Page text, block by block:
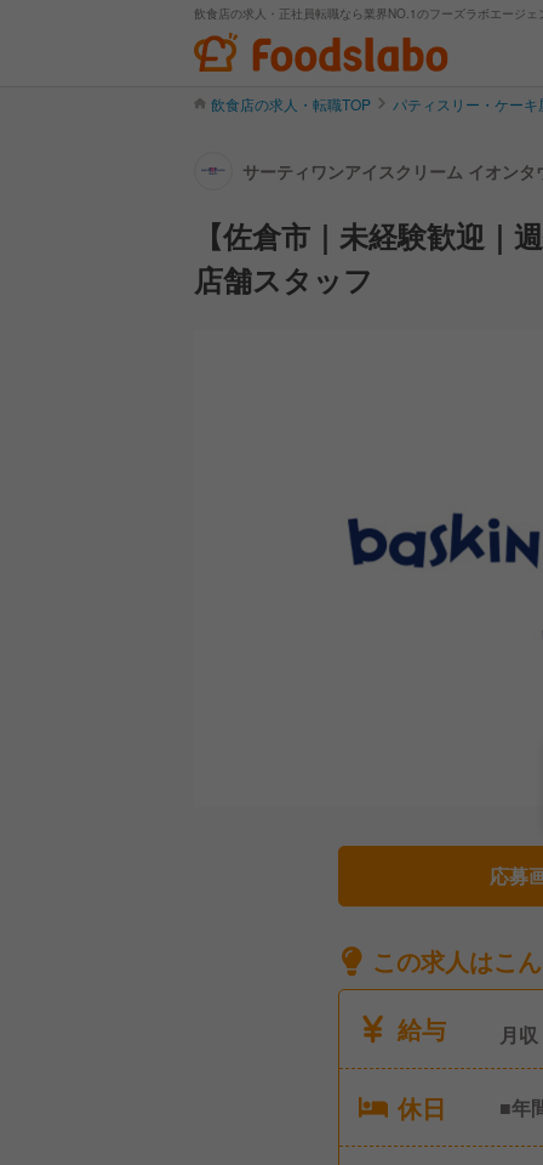
飲食店の求人・正社員転職なら業界NO.1のフーズラボエージェ
飲食店の求人・転職TOP パティスリー・ケーキ
サーティワンアイスクリーム イオン
【佐倉市｜未経験歓迎
店舗スタッフ
応募
この求人はこ
給与
月収
休日
■年